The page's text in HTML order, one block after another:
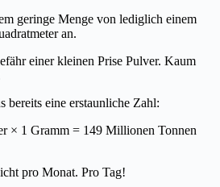
geringe Menge von lediglich einem
an.
einer kleinen Prise Pulver. Kaum
bereits eine erstaunliche Zahl:
× 1 Gramm = 149 Millionen Tonnen
pro Monat. Pro Tag!